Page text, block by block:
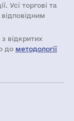
Усі торгові та
відкритих
до методології